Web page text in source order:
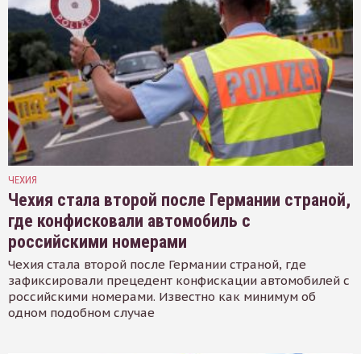
ЧЕХИЯ
Чехия стала второй после Германии страной,
где конфисковали автомобиль с
российскими номерами
Чехия стала второй после Германии страной, где
зафиксировали прецедент конфискации автомобилей с
российскими номерами. Известно как минимум об
одном подобном случае